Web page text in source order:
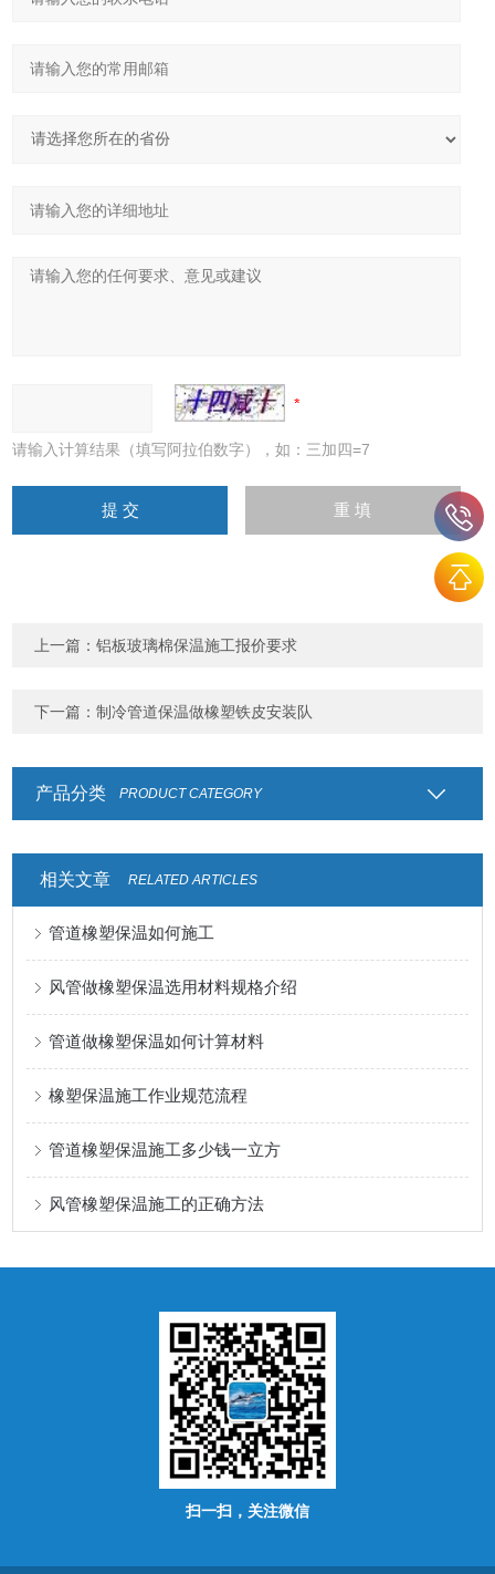
请输入计算结果（填写阿拉伯数字），如：三加四=7
上一篇：铝板玻璃棉保温施工报价要求
下一篇：制冷管道保温做橡塑铁皮安装队
产品分类 PRODUCT CATEGORY
相关文章 RELATED ARTICLES
管道橡塑保温如何施工
风管做橡塑保温选用材料规格介绍
管道做橡塑保温如何计算材料
橡塑保温施工作业规范流程
管道橡塑保温施工多少钱一立方
风管橡塑保温施工的正确方法
扫一扫，关注微信